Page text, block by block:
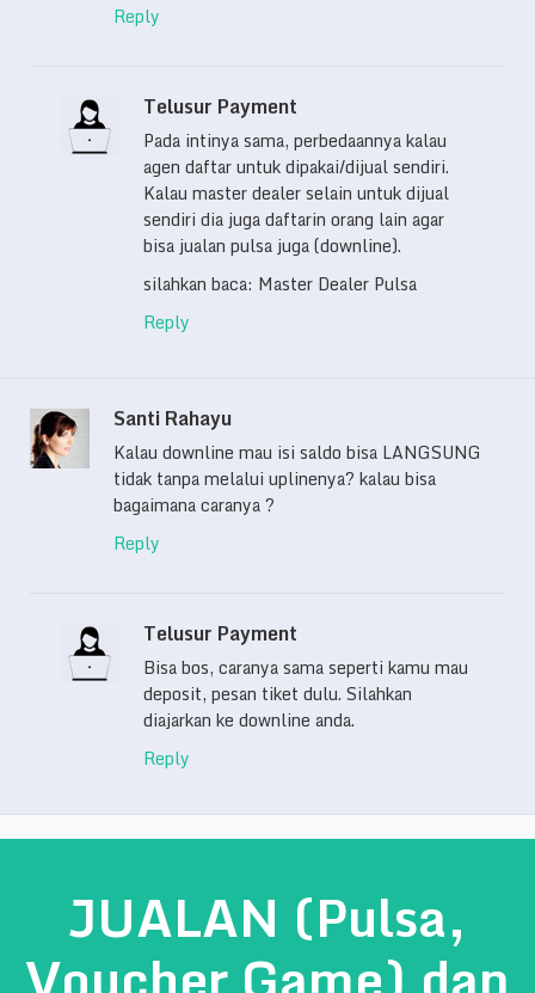
Reply
Telusur Payment
Pada intinya sama, perbedaannya kalau
agen daftar untuk dipakai/dijual sendiri.
Kalau master dealer selain untuk dijual
sendiri dia juga daftarin orang lain agar
bisa jualan pulsa juga (downline).
silahkan baca: Master Dealer Pulsa
Reply
Santi Rahayu
Kalau downline mau isi saldo bisa LANGSUNG
tidak tanpa melalui uplinenya? kalau bisa
bagaimana caranya ?
Reply
Telusur Payment
Bisa bos, caranya sama seperti kamu mau
deposit, pesan tiket dulu. Silahkan
diajarkan ke downline anda.
Reply
JUALAN (Pulsa,